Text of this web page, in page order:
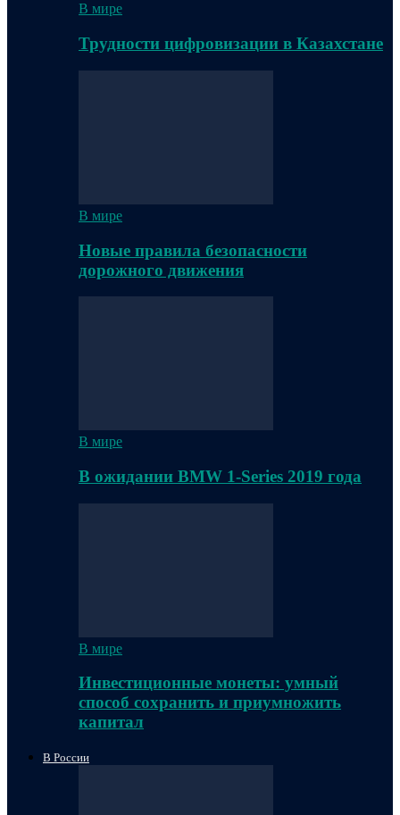
В мире
Трудности цифровизации в Казахстане
В мире
Новые правила безопасности
дорожного движения
В мире
В ожидании BMW 1-Series 2019 года
В мире
Инвестиционные монеты: умный
способ сохранить и приумножить
капитал
В России